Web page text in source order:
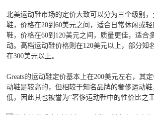
北美运动鞋市场的定价大致可以分为三个级别
鞋，价格在20到60美元之间，适合日常休闲或
鞋，价格在60到120美元之间，质量更佳，适合
动。高档运动鞋价格则在120美元以上，部分知
在300美元以上。
Greats的运动鞋定价基本上在200美元左右，其
动鞋是较高的，但相较于知名品牌的奢侈运动
低，因此其也被誉为“奢侈运动鞋中的性价比之王